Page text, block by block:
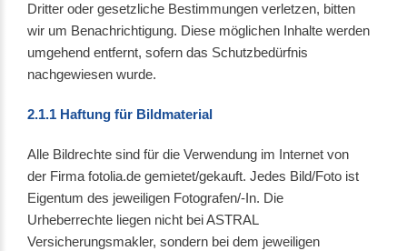
Dritter oder gesetzliche Bestimmungen verletzen, bitten
wir um Benachrichtigung. Diese möglichen Inhalte werden
umgehend entfernt, sofern das Schutzbedürfnis
nachgewiesen wurde.
2.1.1 Haftung für Bildmaterial
Alle Bildrechte sind für die Verwendung im Internet von
der Firma fotolia.de gemietet/gekauft. Jedes Bild/Foto ist
Eigentum des jeweiligen Fotografen/-In. Die
Urheberrechte liegen nicht bei ASTRAL
Versicherungsmakler, sondern bei dem jeweiligen